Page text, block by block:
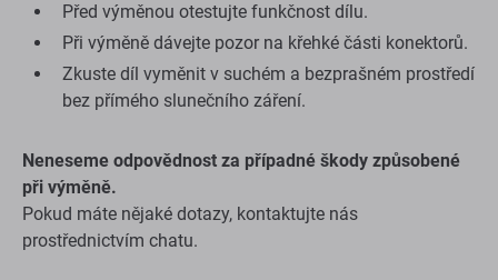
Před výměnou otestujte funkčnost dílu.
Při výměně dávejte pozor na křehké části konektorů.
Zkuste díl vyměnit v suchém a bezprašném prostředí
bez přímého slunečního záření.
Neneseme odpovědnost za případné škody způsobené
při výměně.
Pokud máte nějaké dotazy, kontaktujte nás
prostřednictvím chatu.